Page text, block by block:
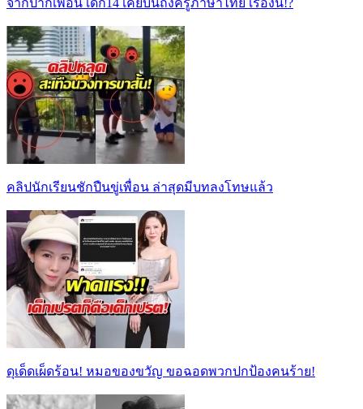
จากปากเพื่อน เด็ก14 เคยบ่นถึงครูภาษาไทย เรื่องนี้!?
คลิปนักเรียนชักปืนขู่เพื่อน ล่าสุดมีบทลงโทษแล้ว
ดุเด็ดเผ็ดร้อน! หมอของขวัญ ขอฉอดพวกปกป้องคนร้าย!